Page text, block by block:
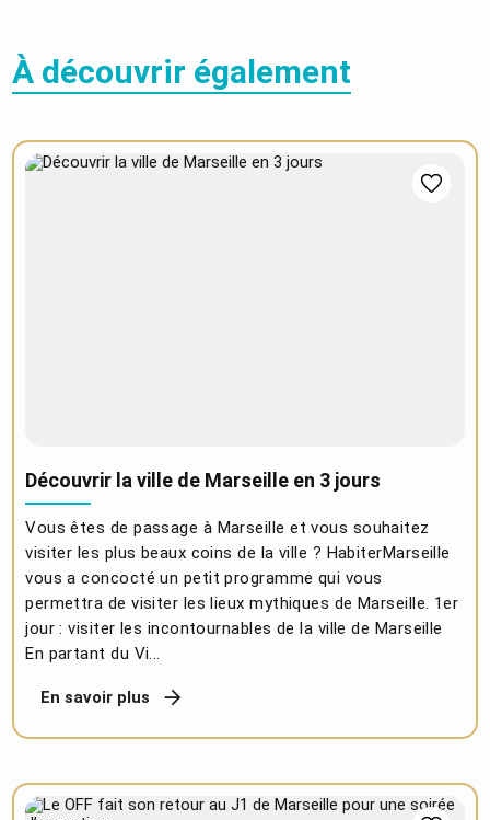
À découvrir également
Découvrir la ville de Marseille en 3 jours
Vous êtes de passage à Marseille et vous souhaitez
visiter les plus beaux coins de la ville ? HabiterMarseille
vous a concocté un petit programme qui vous
permettra de visiter les lieux mythiques de Marseille. 1er
jour : visiter les incontournables de la ville de Marseille
En partant du Vi...
En savoir plus